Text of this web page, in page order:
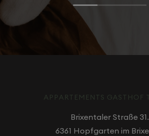
APPARTEMENTS GASTHOF
Brixentaler Straße 31.
6361 Hopfgarten im